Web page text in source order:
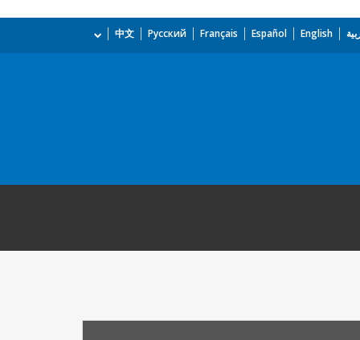
English
Español
Français
Русский
中文